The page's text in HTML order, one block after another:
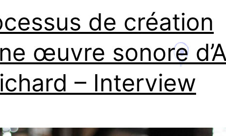
de création
œuvre sonore
– Interview